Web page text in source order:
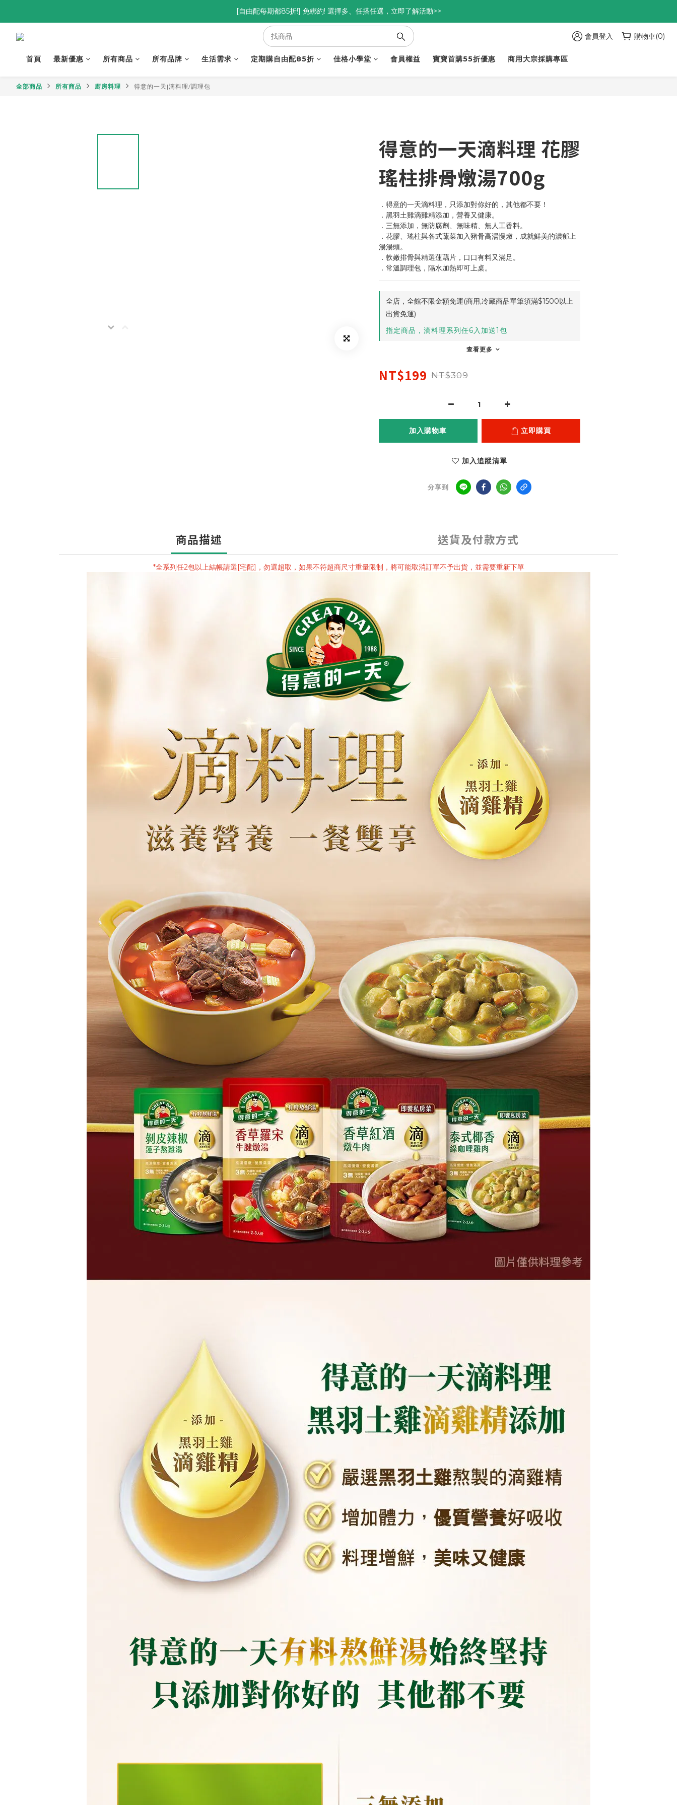
優惠碼<go300> $3,000折$300  優惠碼<go88> $5,000享88折
[自由配每期都85折!] 免綁約! 選擇多、任搭任選，立即了解活動>>
優惠碼<go300> $3,000折$300  優惠碼<go88> $5,000享88折 會員登入 購物車(0)
首頁 最新優惠 所有商品 所有品牌 生活需求 定期購自由配85折 佳格小學堂 會員權益 寶寶首購55折優惠 商用大宗採購專區
全部商品 所有商品 廚房料理 得意的一天|滴料理/調理包
得意的一天滴料理 花膠
瑤柱排骨燉湯700g
．得意的一天滴料理，只添加對你好的，其他都不要！
．黑羽土雞滴雞精添加，營養又健康。
．三無添加，無防腐劑、無味精、無人工香料。
．花膠、瑤柱與各式蔬菜加入豬骨高湯慢燉，成就鮮美的濃郁上
湯湯頭。
．軟嫩排骨與精選蓮藕片，口口有料又滿足。
．常溫調理包，隔水加熱即可上桌。
全店，全館不限金額免運(商用,冷藏商品單筆須滿$1500以上
出貨免運)
指定商品，滴料理系列任6入加送1包
查看更多
NT$199 NT$309
加入購物車 立即購買
加入追蹤清單
分享到
商品描述 送貨及付款方式
*全系列任2包以上結帳請選[宅配]，勿選超取，如果不符超商尺寸重量限制，將可能取消訂單不予出貨，並需要重新下單